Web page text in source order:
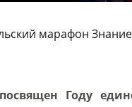
марафон
Году